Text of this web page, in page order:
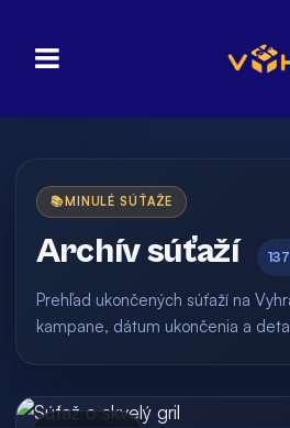
📚 MINULÉ SÚŤAŽE
Archív súťaží
Prehľad ukončených súťaží na
kampane, dátum ukončenia a